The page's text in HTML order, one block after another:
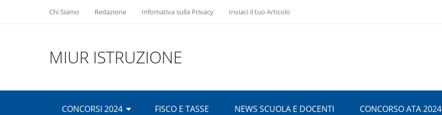
Chi Siamo Redazione Infomativa sulla Privacy Inviaci il tuo Articolo
MIUR ISTRUZIONE
CONCORSI 2024 FISCO E TASSE NEWS SCUOLA E DOCENTI CONCORSO ATA 2024